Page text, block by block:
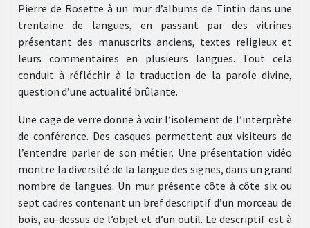
Pierre de Rosette à un mur d’albums de Tintin dans une
trentaine de langues, en passant par des vitrines
présentant des manuscrits anciens, textes religieux et
leurs commentaires en plusieurs langues. Tout cela
conduit à réfléchir à la traduction de la parole divine,
question d’une actualité brûlante.
Une cage de verre donne à voir l’isolement de l’interprète
de conférence. Des casques permettent aux visiteurs de
l’entendre parler de son métier. Une présentation vidéo
montre la diversité de la langue des signes, dans un grand
nombre de langues. Un mur présente côte à côte six ou
sept cadres contenant un bref descriptif d’un morceau de
bois, au-dessus de l’objet et d’un outil. Le descriptif est à